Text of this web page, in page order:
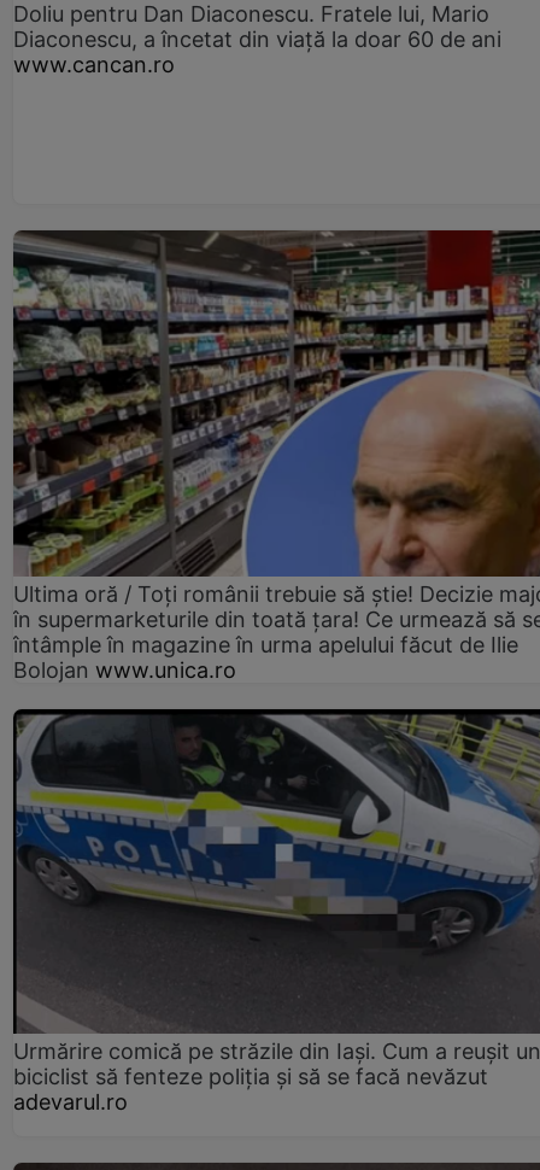
Doliu pentru Dan Diaconescu. Fratele lui, Mario
Diaconescu, a încetat din viață la doar 60 de ani
www.cancan.ro
Ultima oră / Toți românii trebuie să știe! Decizie
în supermarketurile din toată țara! Ce urmează să
întâmple în magazine în urma apelului făcut de Ilie
Bolojan www.unica.ro
Urmărire comică pe străzile din Iași. Cum a reușit un
biciclist să fenteze poliția și să se facă nevăzut
adevarul.ro